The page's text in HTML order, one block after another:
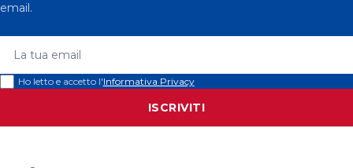
email.
Ho letto e accetto l'Informativa Privacy
ISCRIVITI